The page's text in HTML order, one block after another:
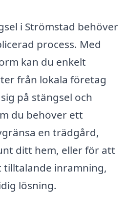
i Strömstad behöver
process. Med
kan du enkelt
från lokala företag
på stängsel och
du behöver ett
en trädgård,
ditt hem, eller för att
tilltalande inramning,
lösning.